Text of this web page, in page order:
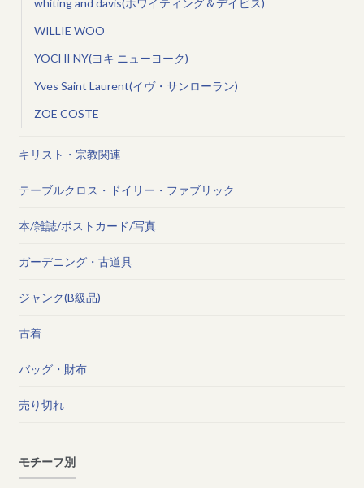
WILLIE WOO
YOCHI NY(ヨキ ニューヨーク)
Yves Saint Laurent(イヴ・サンローラン)
ZOE COSTE
キリスト・宗教関連
テーブルクロス・ドイリー・ファブリック
本/雑誌/ポストカード/写真
ガーデニング・古道具
ジャンク(B級品)
古着
バッグ・財布
売り切れ
モチーフ別